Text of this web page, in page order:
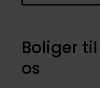
Boliger
os